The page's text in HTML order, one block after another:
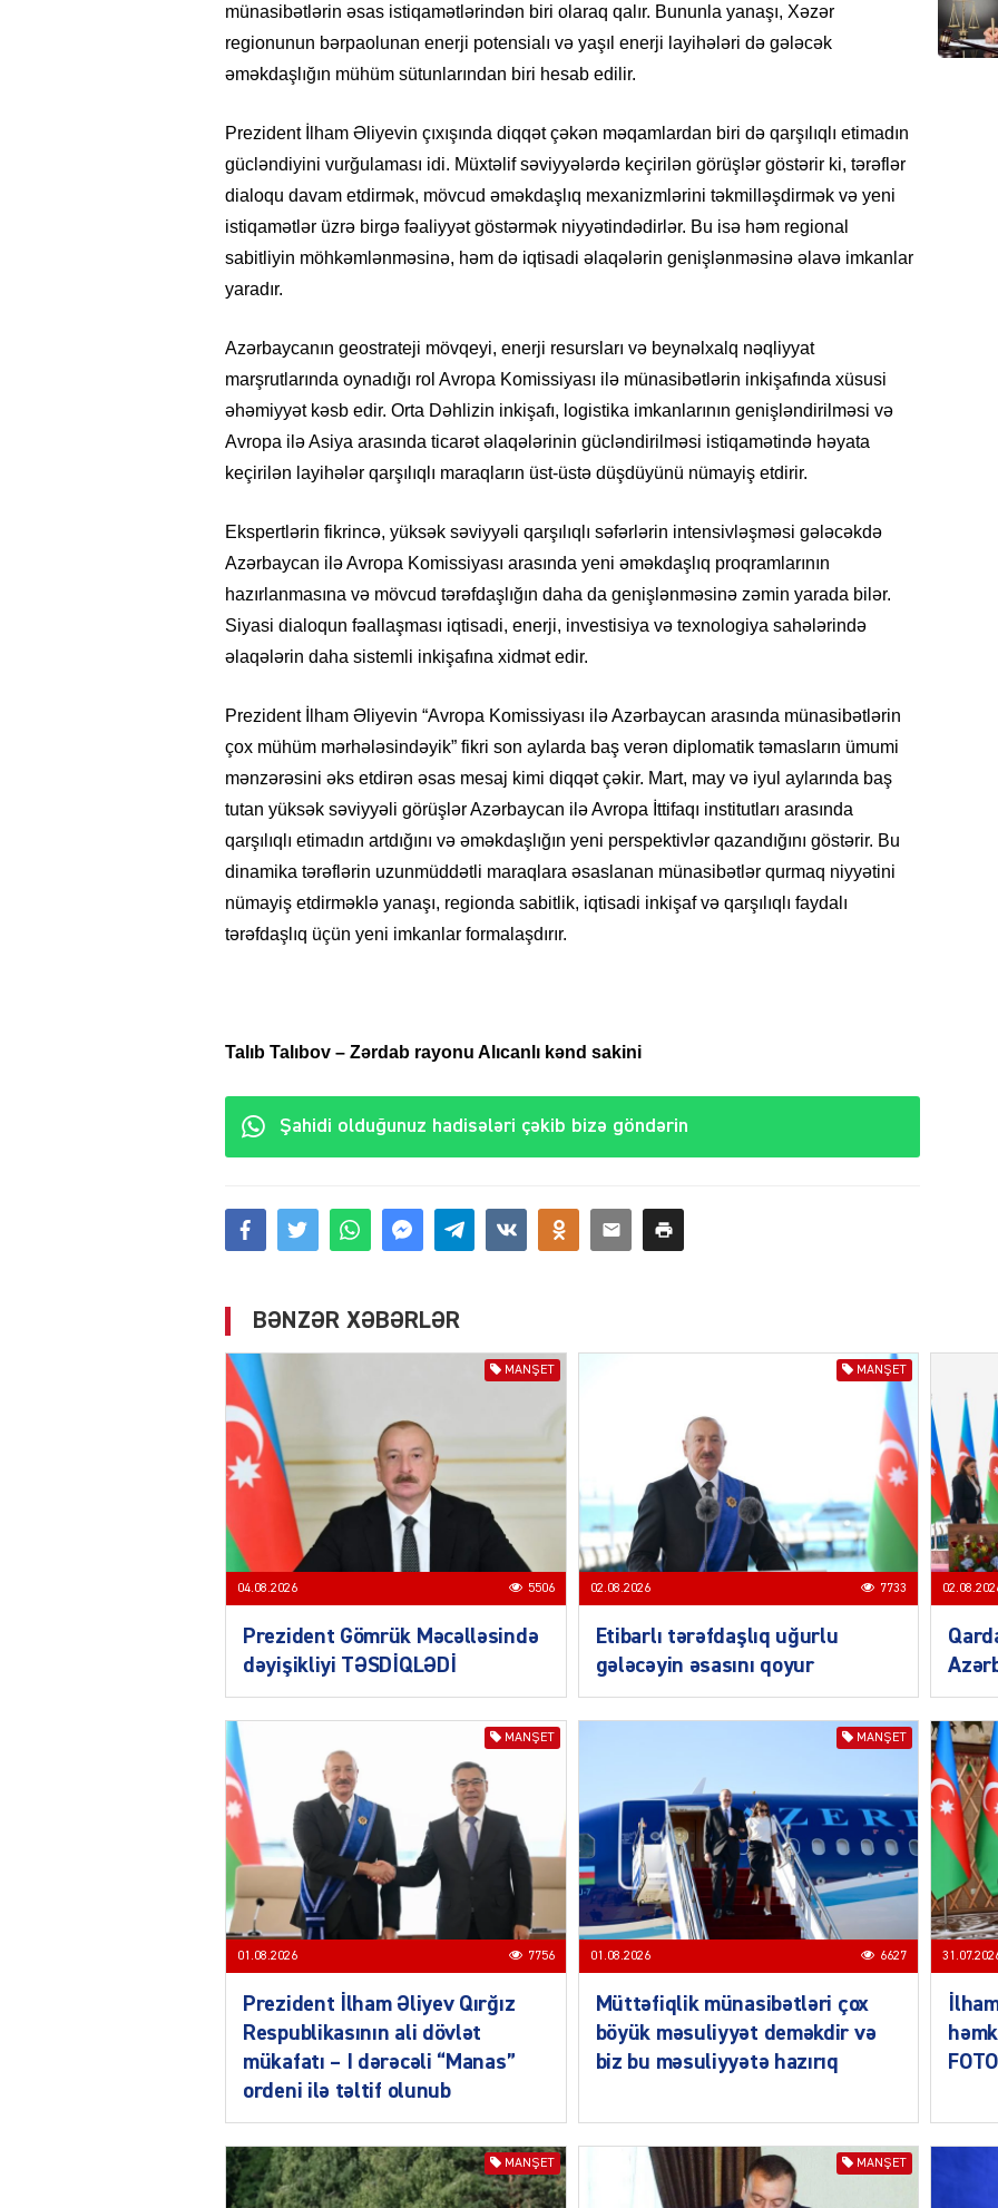
münasibətlərin əsas istiqamətlərindən biri olaraq qalır. Bununla yanaşı, Xəzər
regionunun bərpaolunan enerji potensialı və yaşıl enerji layihələri də gələcək
əməkdaşlığın mühüm sütunlarından biri hesab edilir.
Prezident İlham Əliyevin çıxışında diqqət çəkən məqamlardan biri də qarşılıqlı etimadın
gücləndiyini vurğulaması idi. Müxtəlif səviyyələrdə keçirilən görüşlər göstərir ki, tərəflər
dialoqu davam etdirmək, mövcud əməkdaşlıq mexanizmlərini təkmilləşdirmək və yeni
istiqamətlər üzrə birgə fəaliyyət göstərmək niyyətindədirlər. Bu isə həm regional
sabitliyin möhkəmlənməsinə, həm də iqtisadi əlaqələrin genişlənməsinə əlavə imkanlar
yaradır.
Azərbaycanın geostrateji mövqeyi, enerji resursları və beynəlxalq nəqliyyat
marşrutlarında oynadığı rol Avropa Komissiyası ilə münasibətlərin inkişafında xüsusi
əhəmiyyət kəsb edir. Orta Dəhlizin inkişafı, logistika imkanlarının genişləndirilməsi və
Avropa ilə Asiya arasında ticarət əlaqələrinin gücləndirilməsi istiqamətində həyata
keçirilən layihələr qarşılıqlı maraqların üst-üstə düşdüyünü nümayiş etdirir.
Ekspertlərin fikrincə, yüksək səviyyəli qarşılıqlı səfərlərin intensivləşməsi gələcəkdə
Azərbaycan ilə Avropa Komissiyası arasında yeni əməkdaşlıq proqramlarının
hazırlanmasına və mövcud tərəfdaşlığın daha da genişlənməsinə zəmin yarada bilər.
Siyasi dialoqun fəallaşması iqtisadi, enerji, investisiya və texnologiya sahələrində
əlaqələrin daha sistemli inkişafına xidmət edir.
Prezident İlham Əliyevin “Avropa Komissiyası ilə Azərbaycan arasında münasibətlərin
çox mühüm mərhələsindəyik” fikri son aylarda baş verən diplomatik təmasların ümumi
mənzərəsini əks etdirən əsas mesaj kimi diqqət çəkir. Mart, may və iyul aylarında baş
tutan yüksək səviyyəli görüşlər Azərbaycan ilə Avropa İttifaqı institutları arasında
qarşılıqlı etimadın artdığını və əməkdaşlığın yeni perspektivlər qazandığını göstərir. Bu
dinamika tərəflərin uzunmüddətli maraqlara əsaslanan münasibətlər qurmaq niyyətini
nümayiş etdirməklə yanaşı, regionda sabitlik, iqtisadi inkişaf və qarşılıqlı faydalı
tərəfdaşlıq üçün yeni imkanlar formalaşdırır.
Talıb Talıbov – Zərdab rayonu Alıcanlı kənd sakini
Şahidi olduğunuz hadisələri çəkib bizə göndərin
DÜNYA
BƏNZƏR XƏBƏRLƏR
MANŞET
04.08.2026 5506
Prezident Gömrük Məcəlləsində
dəyişikliyi TƏSDİQLƏDİ
MANŞET
02.08.2026 7733
Etibarlı tərəfdaşlıq uğurlu
gələcəyin əsasını qoyur
MANŞET
01.08.2026 7756
Prezident İlham Əliyev Qırğız
Respublikasının ali dövlət
mükafatı – I dərəcəli “Manas”
ordeni ilə təltif olunub
MANŞET
01.08.2026 6627
Müttəfiqlik münasibətləri çox
böyük məsuliyyət deməkdir və
biz bu məsuliyyətə hazırıq
MANŞET MANŞET